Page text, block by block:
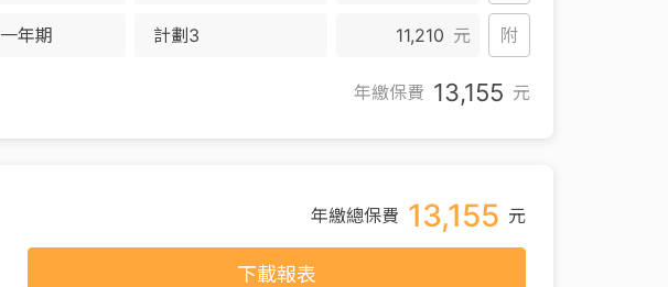
一年期 計劃3 11,210 元 附
年繳保費 13,155 元
年繳總保費 13,155 元
下載報表